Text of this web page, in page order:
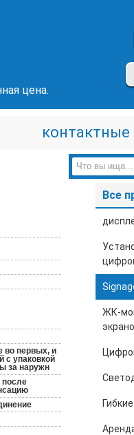
цена.
во первых, и
с упаковкой
за наружн
после
Все
ЖК-